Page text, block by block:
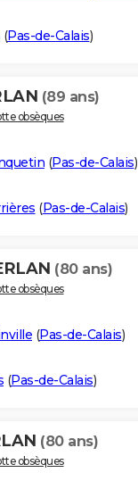
(Pas-de-Calais)
(89 ans)
obsèques
(Pas-de-Calais)
(Pas-de-Calais)
(80 ans)
obsèques
(Pas-de-Calais)
(Pas-de-Calais)
(80 ans)
obsèques